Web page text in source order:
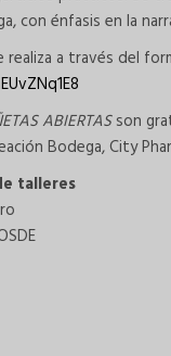
con énfasis en la
a través del
ABIERTASson
Bodega, City
talleres